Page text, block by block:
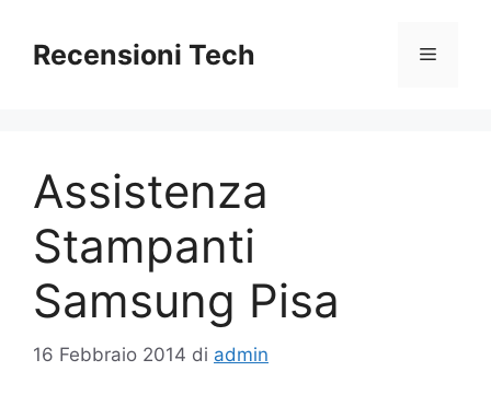
contenuto
Recensioni Tech Menu
Assistenza
Stampanti
Samsung Pisa
16 Febbraio 2014 di admin